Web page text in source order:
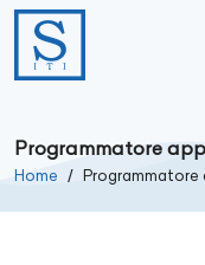
Programmatore
Home Programmatore